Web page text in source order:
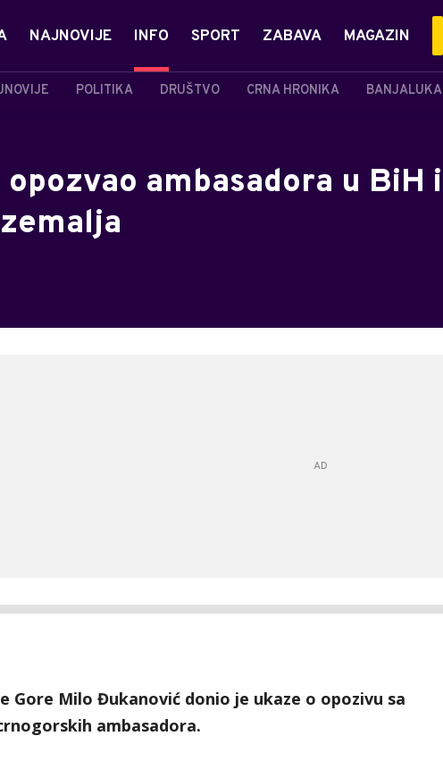
NAJNOVIJE INFO
POLITIKA DRUŠTVO CRNA HRONIKA BANJALUKA
SPORT ZABAVA MAGAZIN
ambasadora u BiH i
Gore Milo Đukanović donio je ukaze o opozivu sa
ambasadora.